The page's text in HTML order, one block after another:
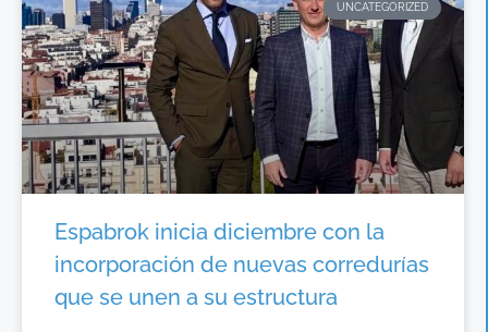
UNCATEGORIZED
Espabrok inicia diciembre con la
incorporación de nuevas corredurías
que se unen a su estructura